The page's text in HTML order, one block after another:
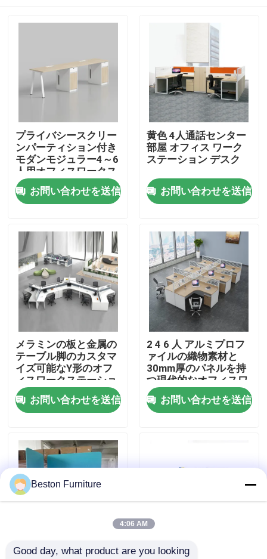
製品
私たちについて
品質管理
お問い合わせ
ニュース
事件
オフィスワークステーションデスク
プライバシースクリー
ンパーティション付き
モダンモジュラー4～6
人用オフィスワークス
テーション商業スタッ
フオフィスデスク
お問い合わせを送信
黄色 4人通話センター
部屋 オフィス ワーク
ステーション デスク
お問い合わせを送信
メラミンの板と金属の
テーブル脚のカスタマ
イズ可能なY形のオフ
ィスワークステーショ
ン
お問い合わせを送信
2 4 6 人 アルミプロフ
ァイルの織物素材と
30mm厚のパネルを持
つ現代的なオフィスワ
ークステーションデス
ク お問い合わせを送信
カスタマイズ可能なサ トップキャビネットと
Beston Furniture
4:06 AM
Good day, what product are you looking